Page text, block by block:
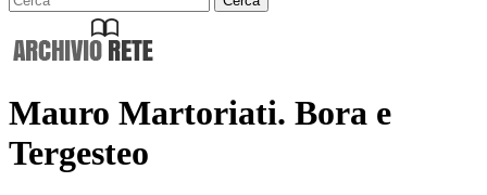
Mauro Martoriati. Bora e
Tergesteo